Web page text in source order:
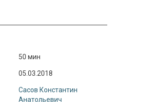
50 мин
05.03.2018
Сасов Константин
Анатольевич